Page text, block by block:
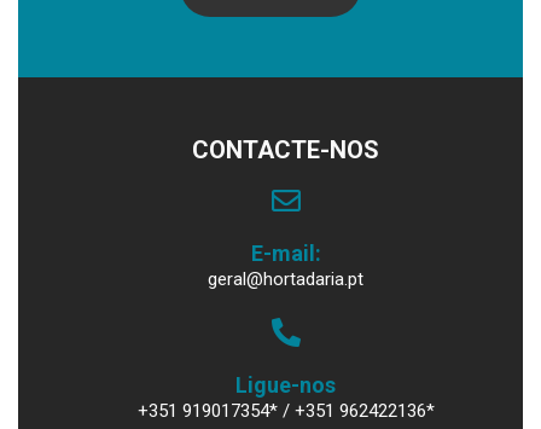
CONTACTE-NOS
E-mail:
geral@hortadaria.pt
Ligue-nos
+351 919017354* / +351 962422136*